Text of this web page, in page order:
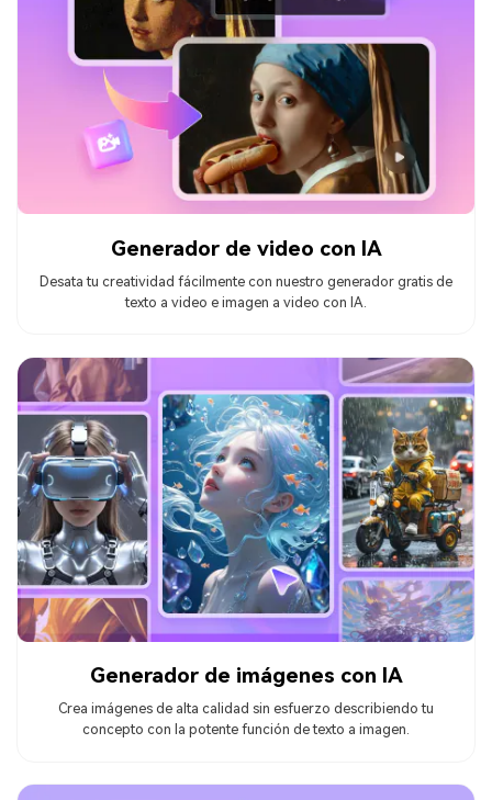
Generador de video con IA
Desata tu creatividad fácilmente con nuestro generador gratis de
texto a video e imagen a video con IA.
Generador de imágenes con IA
Crea imágenes de alta calidad sin esfuerzo describiendo tu
concepto con la potente función de texto a imagen.